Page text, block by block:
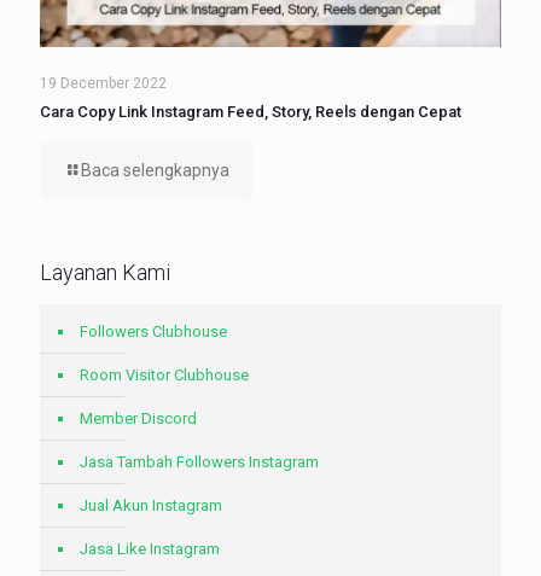
19 December 2022
Cara Copy Link Instagram Feed, Story, Reels dengan Cepat
Baca selengkapnya
Layanan Kami
Followers Clubhouse
Room Visitor Clubhouse
Member Discord
Jasa Tambah Followers Instagram
Jual Akun Instagram
Jasa Like Instagram